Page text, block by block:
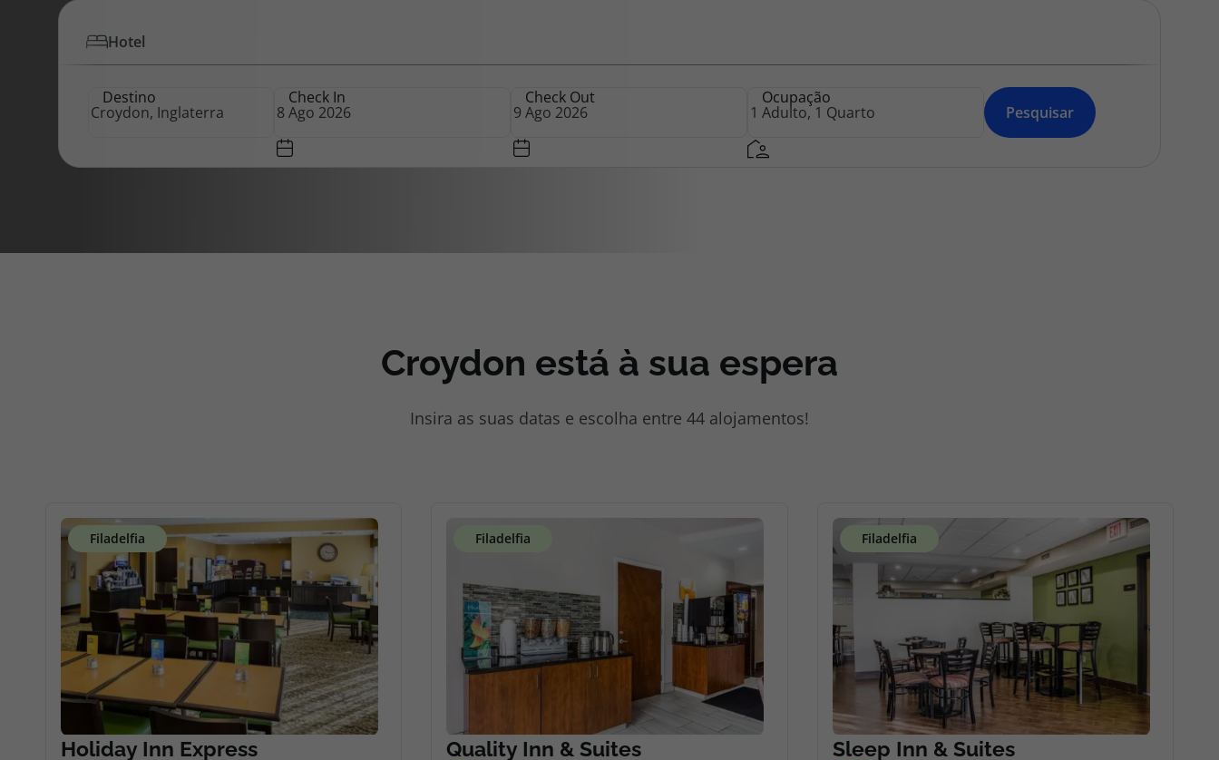
Pacotes de Férias
Disneyland ® Paris Blog TopViagens
facilidade na marcação das suas viagens, tem ainda ao seu
dispor o nosso call center a funcionar todos os dias úteis das
10:00 às 20:00 e Sábado das 10:00 às 14:00.
Hotel
Destino Check In Check Out Ocupação
Pesquisar
Croydon está à sua espera
Insira as suas datas e escolha entre 44 alojamentos!